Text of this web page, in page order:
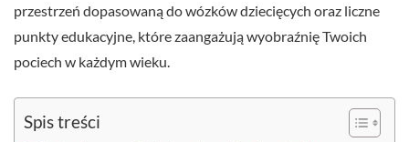
przestrzeń dopasowaną do wózków dziecięcych oraz liczne
punkty edukacyjne, które zaangażują wyobraźnię Twoich
pociech w każdym wieku.
Spis treści